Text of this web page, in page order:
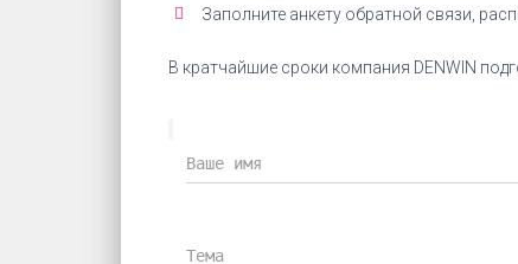
Заполните анкету обратной связи,
В кратчайшие сроки компания DENWIN